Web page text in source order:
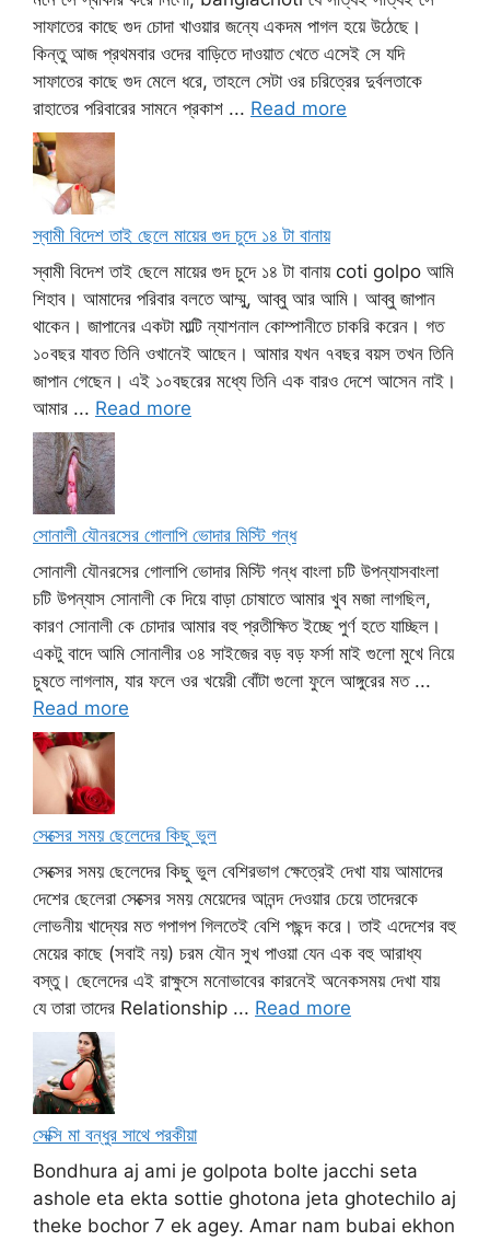
সাফাতের কাছে গুদ চোদা খাওয়ার জন্যে একদম পাগল হয়ে উঠেছে।
কিন্তু আজ প্রথমবার ওদের বাড়িতে দাওয়াত খেতে এসেই সে যদি
সাফাতের কাছে গুদ মেলে ধরে, তাহলে সেটা ওর চরিত্রের দুর্বলতাকে
রাহাতের পরিবারের সামনে প্রকাশ ... Read more
স্বামী বিদেশ তাই ছেলে মায়ের গুদ চুদে ১৪ টা বানায়
স্বামী বিদেশ তাই ছেলে মায়ের গুদ চুদে ১৪ টা বানায় coti golpo আমি
শিহাব। আমাদের পরিবার বলতে আম্মু, আব্বু আর আমি। আব্বু জাপান
থাকেন। জাপানের একটা মাল্টি ন্যাশনাল কোম্পানীতে চাকরি করেন। গত
১০বছর যাবত তিনি ওখানেই আছেন। আমার যখন ৭বছর বয়স তখন তিনি
জাপান গেছেন। এই ১০বছরের মধ্যে তিনি এক বারও দেশে আসেন নাই।
আমার ... Read more
সোনালী যৌনরসের গোলাপি ভোদার মিস্টি গন্ধ
সোনালী যৌনরসের গোলাপি ভোদার মিস্টি গন্ধ বাংলা চটি উপন্যাসবাংলা
চটি উপন্যাস সোনালী কে দিয়ে বাড়া চোষাতে আমার খুব মজা লাগছিল,
কারণ সোনালী কে চোদার আমার বহু প্রতীক্ষিত ইচ্ছে পুর্ণ হতে যাচ্ছিল।
একটু বাদে আমি সোনালীর ৩৪ সাইজের বড় বড় ফর্সা মাই গুলো মুখে নিয়ে
চুষতে লাগলাম, যার ফলে ওর খয়েরী বোঁটা গুলো ফুলে আঙ্গুরের মত ...
Read more
সেক্সের সময় ছেলেদের কিছু ভুল
সেক্সের সময় ছেলেদের কিছু ভুল বেশিরভাগ ক্ষেত্রেই দেখা যায় আমাদের
দেশের ছেলেরা সেক্সের সময় মেয়েদের আনন্দ দেওয়ার চেয়ে তাদেরকে
লোভনীয় খাদ্যের মত গপাগপ গিলতেই বেশি পছন্দ করে। তাই এদেশের বহু
মেয়ের কাছে (সবাই নয়) চরম যৌন সুখ পাওয়া যেন এক বহু আরাধ্য
বস্তু। ছেলেদের এই রাক্ষুসে মনোভাবের কারনেই অনেকসময় দেখা যায়
যে তারা তাদের Relationship ... Read more
সেক্সি মা বন্ধুর সাথে পরকীয়া
Bondhura aj ami je golpota bolte jacchi seta
ashole eta ekta sottie ghotona jeta ghotechilo aj
theke bochor 7 ek agey. Amar nam bubai ekhon